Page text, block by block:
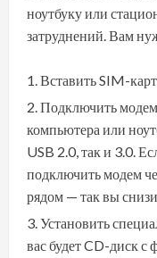
ноутбуку или
затруднений. Вам
Вставить SIM-
Подключить
компьютера или
USB 2.0, так и 3.0.
подключить модем
рядом — так вы
Установить
вас будет CD-диск